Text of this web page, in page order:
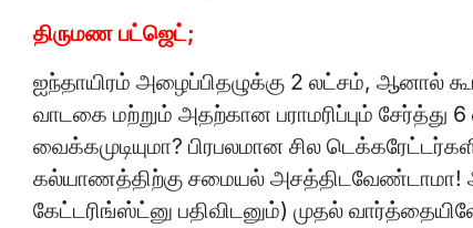
திருமண பட்ஜெட்;
ஐந்தாயிரம் அழைப்பிதழுக்கு 2 லட்சம்,
வாடகை மற்றும் அதற்கான பராமரிப்பும்
வைக்கமுடியுமா? பிரபலமான சில
கல்யாணத்திற்கு சமையல் அசத்திடவேண்டாமா!
கேட்டரிங்ஸ்ட்னு பதிவிடனும்) முதல்